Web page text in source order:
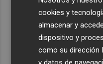
cookies y
almacenar y
dispositivo y
como su dirección